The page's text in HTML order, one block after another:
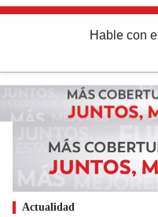
Hable con el
Actualidad